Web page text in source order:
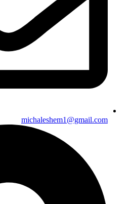
michaleshem1@gmail.com